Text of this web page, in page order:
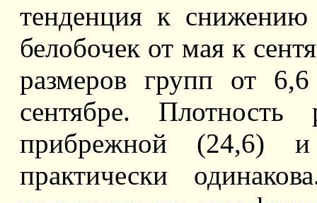
тенденция к снижению
белобочек от мая к
размеров групп от
сентябре. Плотность
прибрежной (24,6)
практически